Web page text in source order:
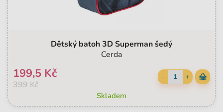
Dětský batoh 3D Superman šedý
Cerda
399 Kč
199,5 Kč - +
Skladem